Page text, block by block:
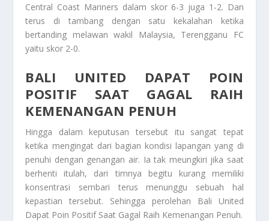
Central Coast Mariners dalam skor 6-3 juga 1-2. Dan
terus di tambang dengan satu kekalahan ketika
bertanding melawan wakil Malaysia, Terengganu FC
yaitu skor 2-0.
BALI UNITED DAPAT POIN
POSITIF SAAT GAGAL RAIH
KEMENANGAN PENUH
Hingga dalam keputusan tersebut itu sangat tepat
ketika mengingat dari bagian kondisi lapangan yang di
penuhi dengan genangan air. Ia tak meungkiri jika saat
berhenti itulah, dari timnya begitu kurang memiliki
konsentrasi sembari terus menunggu sebuah hal
kepastian tersebut. Sehingga perolehan
Bali United
Dapat Poin Positif Saat Gagal Raih Kemenangan Penuh.